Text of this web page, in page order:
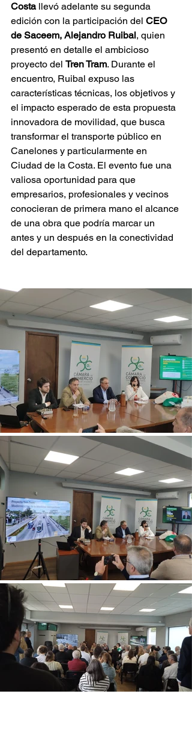
Costa llevó adelante su segunda
edición con la participación del CEO
de Saceem, Alejandro Ruibal, quien
presentó en detalle el ambicioso
proyecto del Tren Tram. Durante el
encuentro, Ruibal expuso las
características técnicas, los objetivos y
el impacto esperado de esta propuesta
innovadora de movilidad, que busca
transformar el transporte público en
Canelones y particularmente en
Ciudad de la Costa. El evento fue una
valiosa oportunidad para que
empresarios, profesionales y vecinos
conocieran de primera mano el alcance
de una obra que podría marcar un
antes y un después en la conectividad
del departamento.